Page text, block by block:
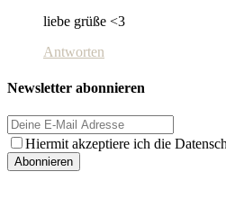
liebe grüße <3
Antworten
Newsletter abonnieren
Hiermit akzeptiere ich die